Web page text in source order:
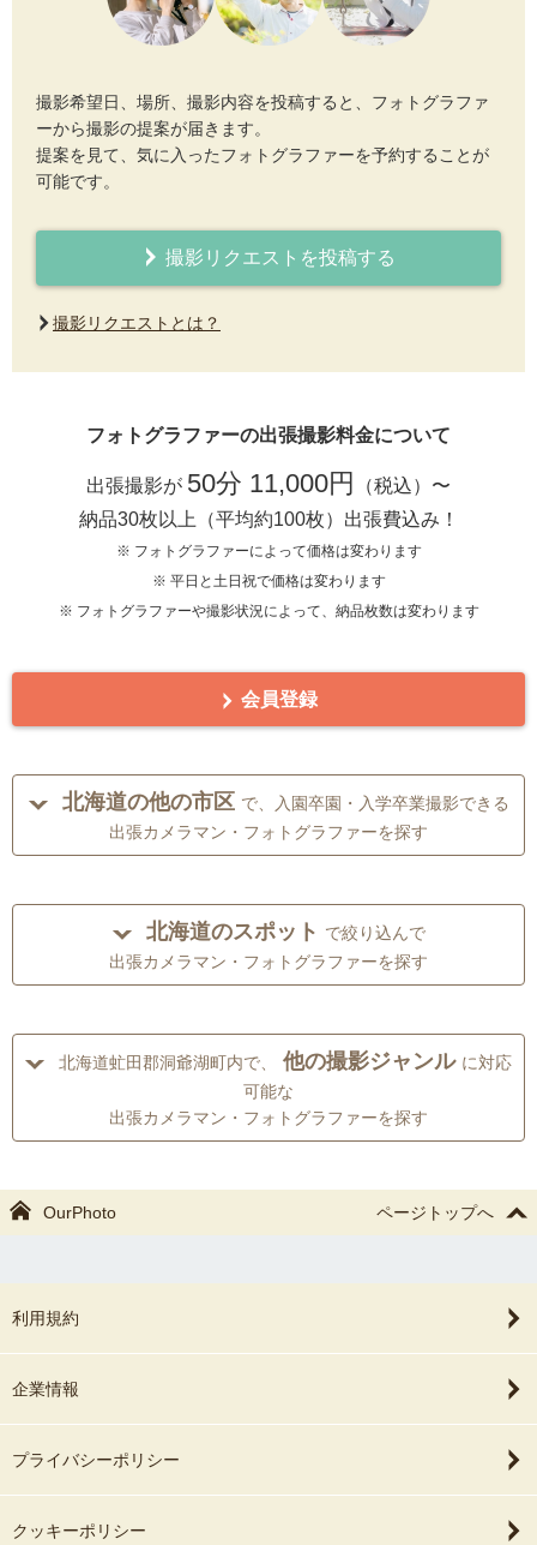
撮影希望日、場所、撮影内容を投稿すると、フォトグラファ
ーから撮影の提案が届きます。
提案を見て、気に入ったフォトグラファーを予約することが
可能です。
撮影リクエストを投稿する
撮影リクエストとは？
フォトグラファーの出張撮影料金について
出張撮影が 50分 11,000円
（税込）〜
納品30枚以上（平均約100枚）出張費込み！
※ フォトグラファーによって価格は変わります
※ 平日と土日祝で価格は変わります
※ フォトグラファーや撮影状況によって、納品枚数は変わります
会員登録
北海道の他の市区 で、入園卒園・入学卒業撮影できる
出張カメラマン・フォトグラファーを探す
北海道のスポット で絞り込んで
出張カメラマン・フォトグラファーを探す
北海道虻田郡洞爺湖町内で、 他の撮影ジャンル に対応
可能な
出張カメラマン・フォトグラファーを探す
OurPhoto ページトップへ
利用規約
企業情報
プライバシーポリシー
クッキーポリシー